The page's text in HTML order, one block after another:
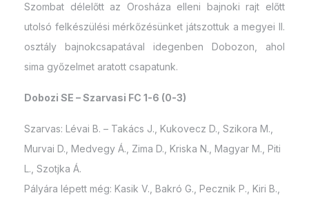
Szombat délelőtt az Orosháza elleni bajnoki rajt előtt
utolsó felkészülési mérkőzésünket játszottuk a megyei II.
osztály bajnokcsapatával idegenben Dobozon, ahol
sima győzelmet aratott csapatunk.
Dobozi SE – Szarvasi FC 1-6 (0-3)
Szarvas: Lévai B. – Takács J., Kukovecz D., Szikora M.,
Murvai D., Medvegy Á., Zima D., Kriska N., Magyar M., Piti
L., Szotjka Á.
Pályára lépett még: Kasik V., Bakró G., Pecznik P., Kiri B.,